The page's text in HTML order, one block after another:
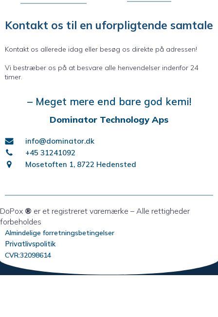
Kontakt os til en uforpligtende samtale
Kontakt os allerede idag eller besøg os direkte på adressen!
Vi bestræber os på at besvare alle henvendelser indenfor 24
timer.
– Meget mere end bare god kemi!
Dominator Technology Aps
info@dominator.dk
+45 31241092
Mosetoften 1, 8722 Hedensted
DoPox ® er et registreret varemærke – Alle rettigheder
forbeholdes
Almindelige forretningsbetingelser
Privatlivspolitik
CVR:32098614